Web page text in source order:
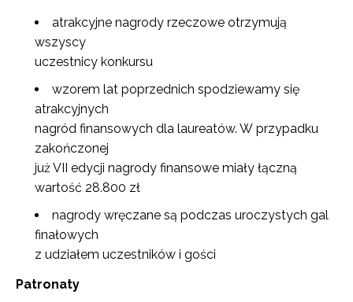
atrakcyjne nagrody rzeczowe otrzymują
wszyscy
uczestnicy konkursu
wzorem lat poprzednich spodziewamy się
atrakcyjnych
nagród finansowych dla laureatów. W przypadku
zakończonej
już VII edycji nagrody finansowe miały łączną
wartość 28.800 zł
nagrody wręczane są podczas uroczystych gal
finałowych
z udziałem uczestników i gości
Patronaty